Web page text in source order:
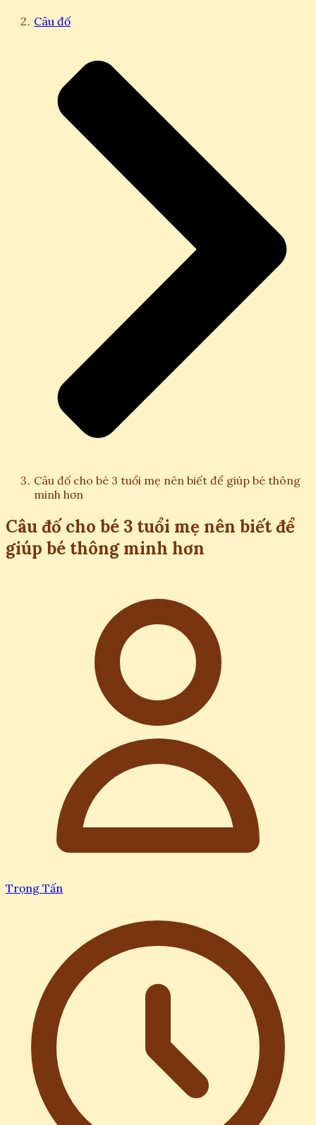
Câu đố
Câu đố cho bé 3 tuổi mẹ nên biết để giúp bé thông
minh hơn
Câu đố cho bé 3 tuổi mẹ nên biết để
giúp bé thông minh hơn
Trọng Tấn